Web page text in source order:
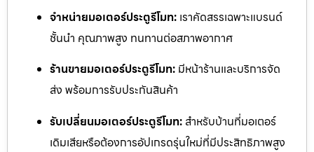
จำหน่ายมอเตอร์ประตูรีโมท: เราคัดสรรเฉพาะแบรนด์
ชั้นนำ คุณภาพสูง ทนทานต่อสภาพอากาศ
ร้านขายมอเตอร์ประตูรีโมท: มีหน้าร้านและบริการจัด
ส่ง พร้อมการรับประกันสินค้า
รับเปลี่ยนมอเตอร์ประตูรีโมท: สำหรับบ้านที่มอเตอร์
เดิมเสียหรือต้องการอัปเกรดรุ่นใหม่ที่มีประสิทธิภาพสูง